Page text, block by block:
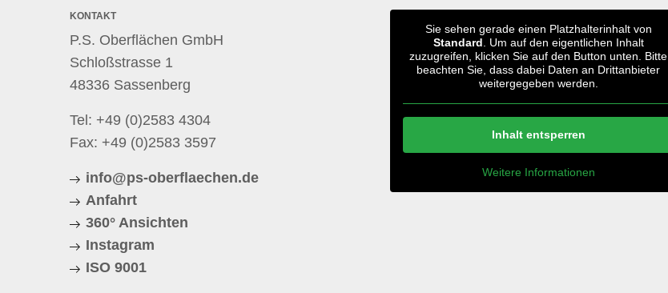
KONTAKT
P.S. Oberflächen GmbH
Schloßstrasse 1
48336 Sassenberg
Tel: +49 (0)2583 4304
Fax: +49 (0)2583 3597
info@ps-oberflaechen.de
Anfahrt
360° Ansichten
Instagram
ISO 9001
Sie sehen gerade einen Platzhalterinhalt von
Standard . Um auf den eigentlichen Inhalt
zuzugreifen, klicken Sie auf den Button unten. Bitte
beachten Sie, dass dabei Daten an Drittanbieter
weitergegeben werden.
Inhalt entsperren
Weitere Informationen